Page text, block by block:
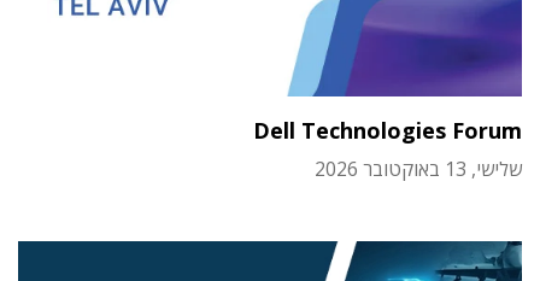
Dell Technologies Forum
שלישי, 13 באוקטובר 2026